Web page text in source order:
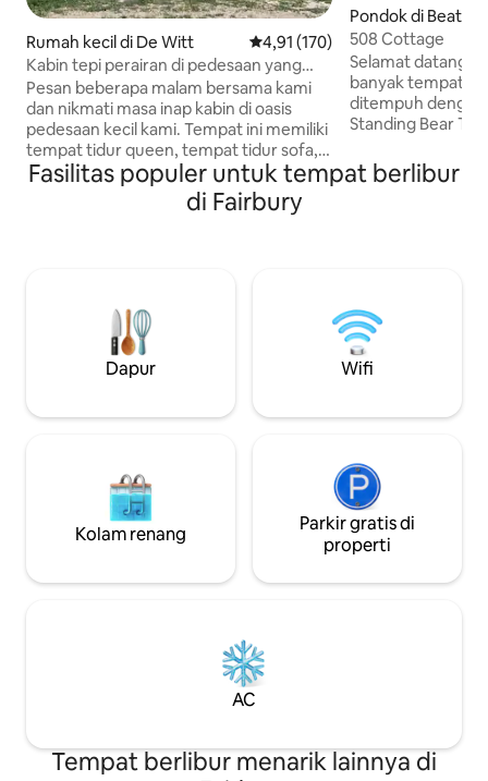
Rumah kecil di De Witt Nilai rata-rata 4,91 dari 5, 170
4,91 (170)
Kabin tepi perairan di pedesaan yang
tenang
Pesan beberapa malam bersama kami
dan nikmati masa inap kabin di oasis
pedesaan kecil kami. Tempat ini memiliki
tempat tidur queen, tempat tidur sofa,
kulkas, kompor, kamar mandi lengkap,
kolam memancing lengkap, dan teras
indah yang dikelilingi oleh 160 hektar
kehidupan pedesaan, kabin rumah
pertanian kami yang baru direnovasi
adalah kesempatan yang sempurna.
Cocok untuk masa inap bisnis jangka
Pondok di
508 Cottage
Selamat datang
banyak tempat
ditempuh dengan
Standing Bear
hanya empat
sana Anda akan
Kami juga
berlokasi di
The Wesley
Fasilitas populer untuk tempat berlibur
di Fairbury
Dapur Wifi
Kolam renang
Parkir gratis di
properti
AC
Tempat berlibur menarik lainnya di